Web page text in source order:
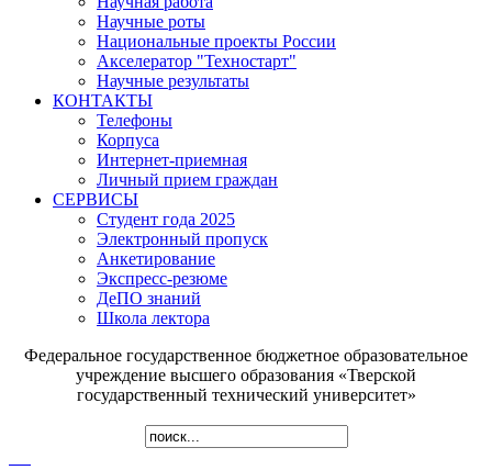
Научные роты
Национальные проекты России
Акселератор "Техностарт"
Научные результаты
КОНТАКТЫ
Телефоны
Корпуса
Интернет-приемная
Личный прием граждан
СЕРВИСЫ
Студент года 2025
Электронный пропуск
Анкетирование
Экспресс-резюме
ДеПО знаний
Школа лектора
Федеральное государственное бюджетное образовательное
учреждение высшего образования «Тверской
государственный технический университет»